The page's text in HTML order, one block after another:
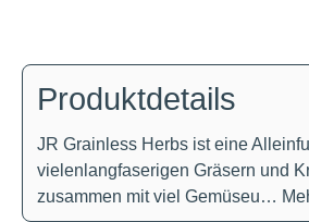
Produktdetails
JR Grainless Herbs ist eine
vielenlangfaserigen Gräsern und
zusammen mit viel Gemüseu…